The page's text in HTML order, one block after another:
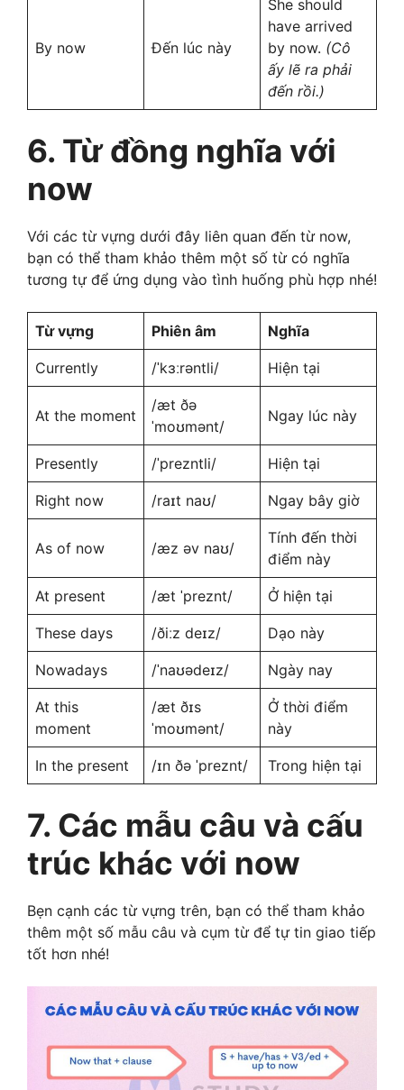
By now Đến lúc này
She should
have arrived
by now. (Cô
ấy lẽ ra phải
đến rồi.)
6. Từ đồng nghĩa với
now
Với các từ vựng dưới đây liên quan đến từ now,
bạn có thể tham khảo thêm một số từ có nghĩa
tương tự để ứng dụng vào tình huống phù hợp nhé!
Từ vựng Phiên âm Nghĩa
Currently /ˈkɜːrəntli/ Hiện tại
At the moment
/æt ðə
ˈmoʊmənt/
Ngay lúc này
Presently /ˈprezntli/ Hiện tại
Right now /raɪt naʊ/ Ngay bây giờ
As of now /æz əv naʊ/
Tính đến thời
điểm này
At present /æt ˈpreznt/ Ở hiện tại
These days /ðiːz deɪz/ Dạo này
Nowadays /ˈnaʊədeɪz/ Ngày nay
At this
moment
/æt ðɪs
ˈmoʊmənt/
Ở thời điểm
này
In the present /ɪn ðə ˈpreznt/ Trong hiện tại
7. Các mẫu câu và cấu
trúc khác với now
Bẹn cạnh các từ vựng trên, bạn có thể tham khảo
thêm một số mẫu câu và cụm từ để tự tin giao tiếp
tốt hơn nhé!